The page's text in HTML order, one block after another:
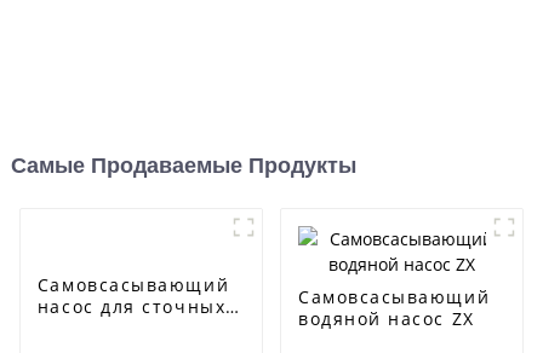
Самые Продаваемые Продукты
Самовсасывающий
насос для сточных
Самовсасывающий
водяной насос ZX